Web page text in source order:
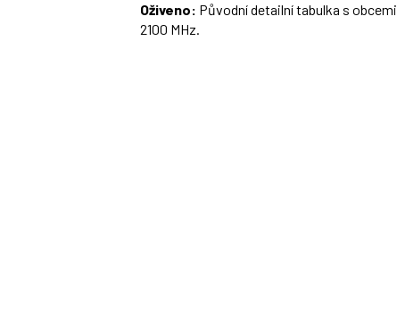
Oživeno: Původní detailní tabulka s obcemi
2100 MHz.